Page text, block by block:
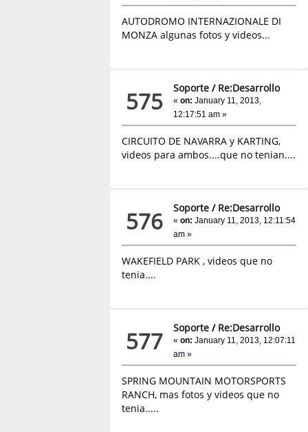
AUTODROMO INTERNAZIONALE DI
MONZA algunas fotos y videos...
575 Soporte / Re:Desarrollo
«on: January 11, 2013,
12:17:51 am »
CIRCUITO DE NAVARRA y KARTING,
videos para ambos....que no tenian....
576 Soporte / Re:Desarrollo
«on: January 11, 2013, 12:11:54
am »
WAKEFIELD PARK , videos que no
tenia....
577 Soporte / Re:Desarrollo
«on: January 11, 2013, 12:07:11
am »
SPRING MOUNTAIN MOTORSPORTS
RANCH, mas fotos y videos que no
tenia.....